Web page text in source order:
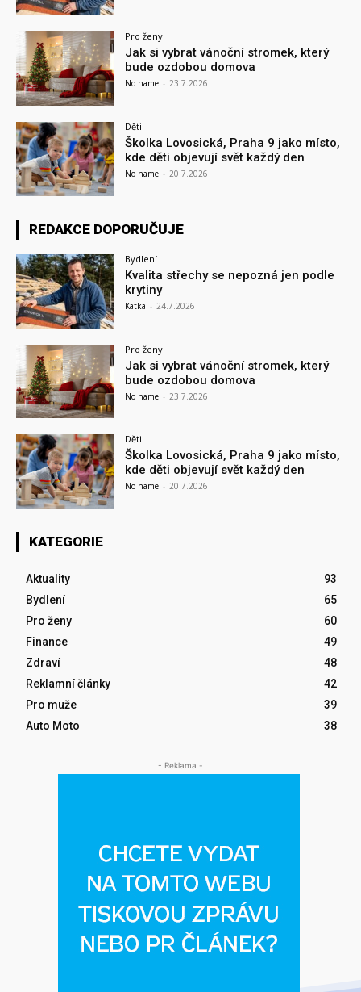
Pro ženy
Jak si vybrat vánoční stromek, který
bude ozdobou domova
No name - 23.7.2026
Děti
Školka Lovosická, Praha 9 jako místo,
kde děti objevují svět každý den
No name - 20.7.2026
REDAKCE DOPORUČUJE
Bydlení
Kvalita střechy se nepozná jen podle
krytiny
Katka - 24.7.2026
Pro ženy
Jak si vybrat vánoční stromek, který
bude ozdobou domova
No name - 23.7.2026
Děti
Školka Lovosická, Praha 9 jako místo,
kde děti objevují svět každý den
No name - 20.7.2026
KATEGORIE
Aktuality
93
Bydlení
65
Pro ženy
60
Finance
49
Zdraví
48
Reklamní články
42
Pro muže
39
Auto Moto
38
- Reklama -